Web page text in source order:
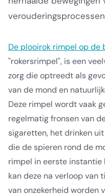
De plooirok rimpel op de
"rokersrimpel", is een
zorg die optreedt als
van de mond en
Deze rimpel wordt vaak
regelmatig fronsen van
sigaretten, het drinken
die de spieren rond de
rimpel in eerste instantie
kan deze na verloop van
van onzekerheid worden